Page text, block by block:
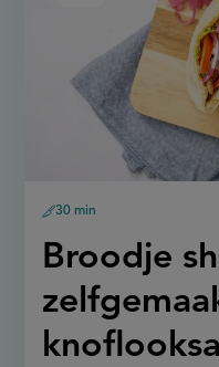
Maandag:
Broodje
voorbereidingstijd
30 min
zelfgemaakte
knoflooksaus